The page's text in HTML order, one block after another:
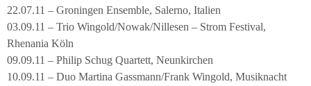
22.07.11 – Groningen Ensemble, Salerno, Italien
03.09.11 – Trio Wingold/Nowak/Nillesen – Strom Festival,
Rhenania Köln
09.09.11 – Philip Schug Quartett, Neunkirchen
10.09.11 – Duo Martina Gassmann/Frank Wingold, Musiknacht